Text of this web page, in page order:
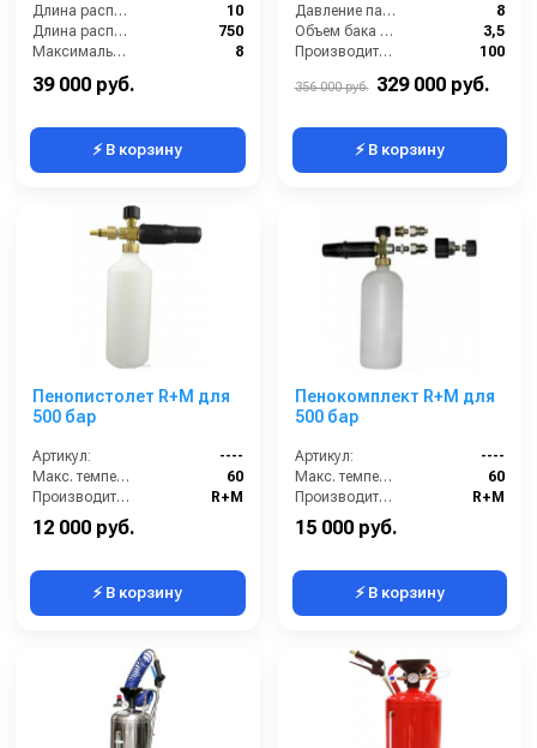
Длина распылительного шланга (м):
10
Длина распылителя (мм):
750
Максимальное давление на выходе (бар):
8
Объём бака / ресивера (л):
39 000 руб.
⚡ В корзину
Давление пара (бар):
8
Объем бака (л):
3,5
Производительность пара (гр/мин):
100
3200
356 000 руб. 329 000 руб.
⚡ В корзину
Пенопистолет R+M для
500 бар
Артикул:
----
Макс. температура горячей воды (°C):
60
Производитель:
R+M
12 000 руб.
⚡ В корзину
Пенокомплект R+M для
500 бар
Артикул:
----
Макс. температура горячей воды (°C):
60
Производитель:
R+M
15 000 руб.
⚡ В корзину